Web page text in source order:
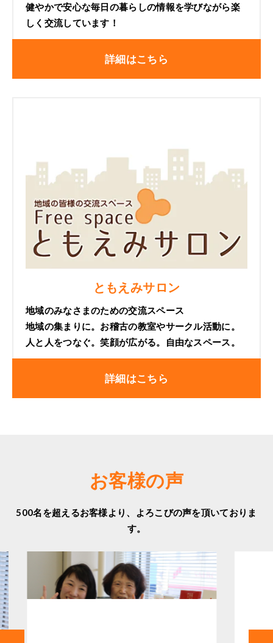
健やかで安心な毎日の暮らしの情報を学びながら楽
しく交流しています！
詳細はこちら
ともえみサロン
地域のみなさまのための交流スペース
地域の集まりに。お稽古の教室やサークル活動に。
人と人をつなぐ。笑顔が広がる。自由なスペース。
詳細はこちら
お客様の声
500名を超えるお客様より、よろこびの声を頂いておりま
す。